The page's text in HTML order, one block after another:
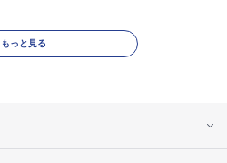
もっと見る